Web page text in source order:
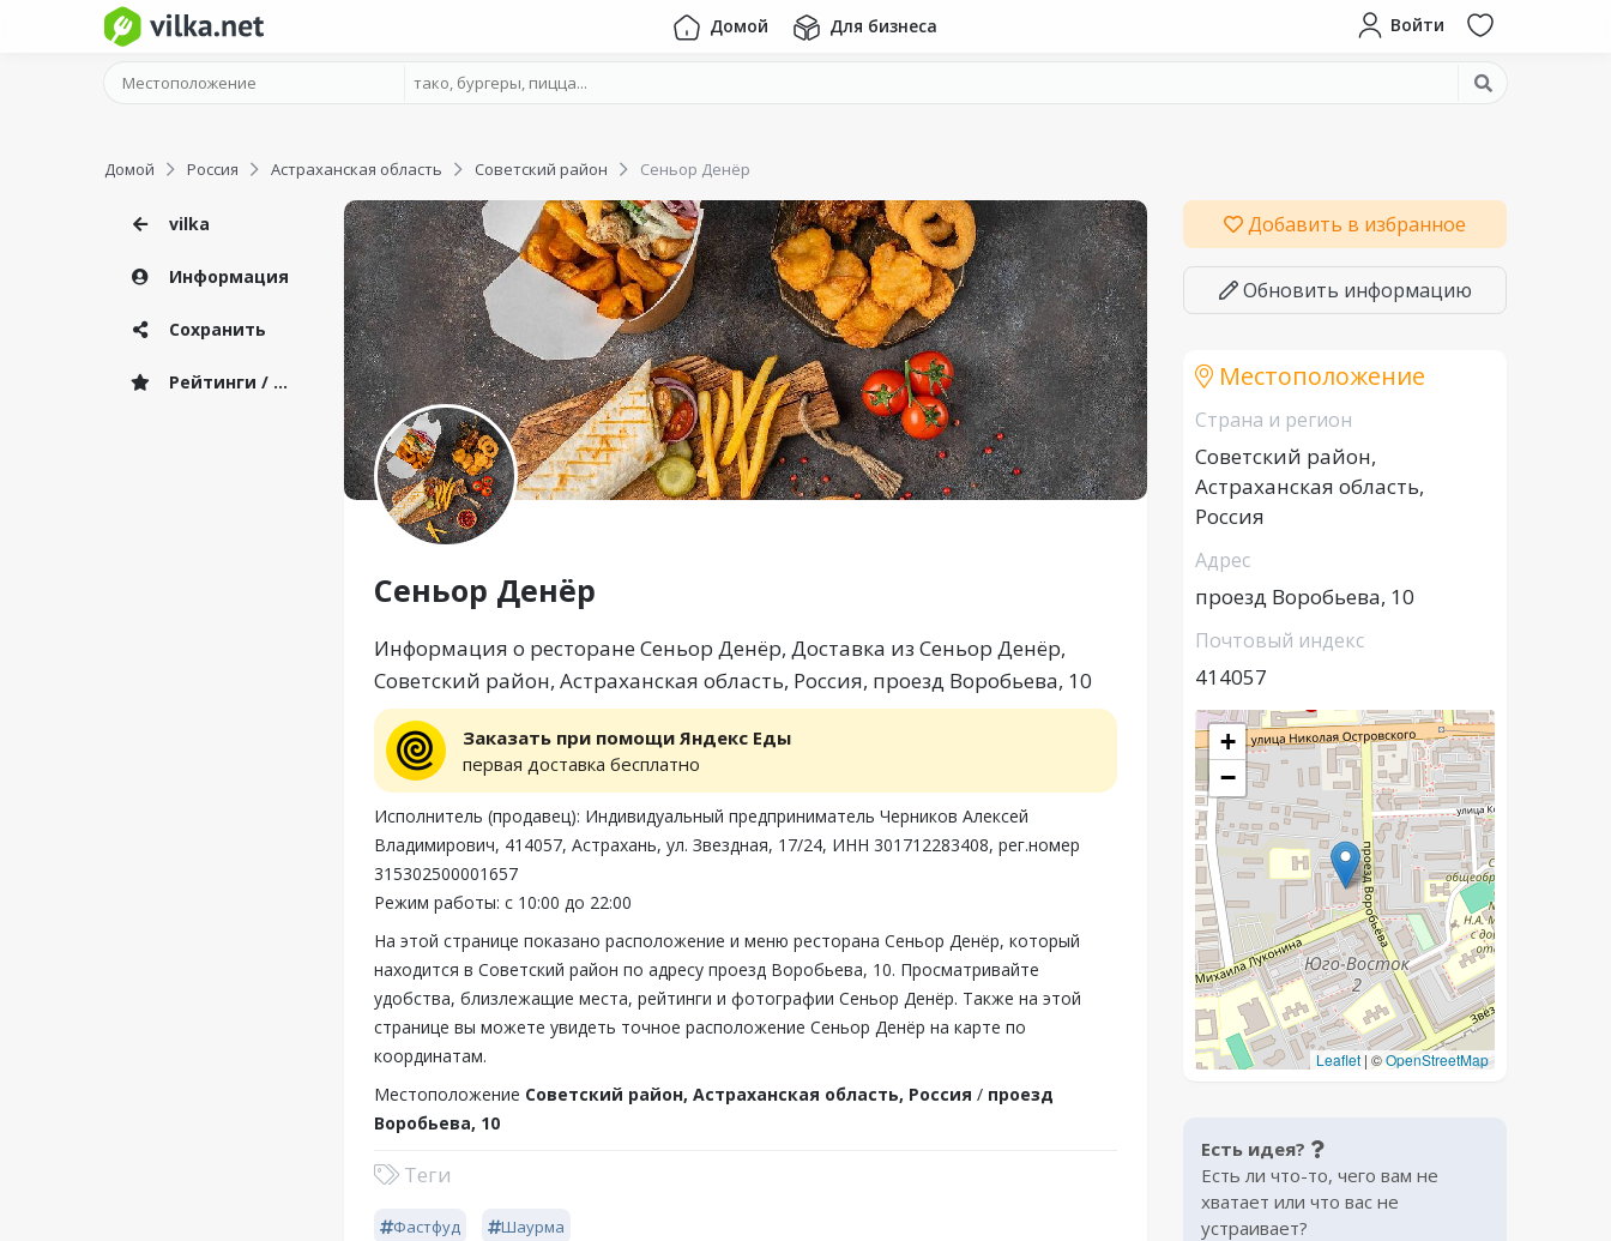
Домой Для бизнеса Войти
Домой Россия Астраханская область Советский район Сеньор Денёр
vilka
Информация
Сохранить
Рейтинги / Отзывы
Сеньор Денёр
Информация о ресторане Сеньор Денёр, Доставка из Сеньор Денёр,
Советский район, Астраханская область, Россия, проезд Воробьева, 10
Заказать при помощи Яндекс Еды
первая доставка бесплатно
Исполнитель (продавец): Индивидуальный предприниматель Черников Алексей
Владимирович, 414057, Астрахань, ул. Звездная, 17/24, ИНН 301712283408, рег.номер
315302500001657
Режим работы: с 10:00 до 22:00
На этой странице показано расположение и меню ресторана Сеньор Денёр, который
находится в Советский район по адресу проезд Воробьева, 10. Просматривайте
удобства, близлежащие места, рейтинги и фотографии Сеньор Денёр. Также на этой
странице вы можете увидеть точное расположение Сеньор Денёр на карте по
координатам.
Местоположение Советский район, Астраханская область, Россия / проезд
Воробьева, 10
Теги
Фастфуд Шаурма
Добавить в избранное
Обновить информацию
Местоположение
Страна и регион
Советский район,
Астраханская область,
Россия
Адрес
проезд Воробьева, 10
Почтовый индекс
414057
+
−
Leaflet | ©OpenStreetMap
Есть идея?
Есть ли что-то, чего вам не
хватает или что вас не
устраивает?